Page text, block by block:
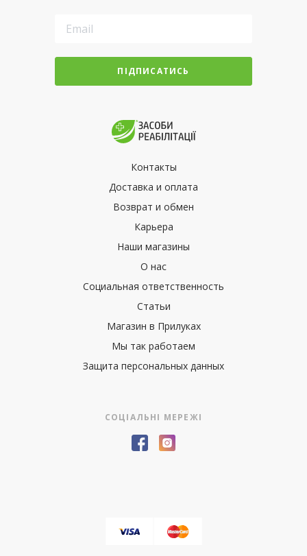
ПІДПИСАТИСЬ
Контакты
Доставка и оплата
Возврат и обмен
Карьера
Наши магазины
О нас
Социальная ответственность
Статьи
Магазин в Прилуках
Мы так работаем
Защита персональных данных
СОЦІАЛЬНІ МЕРЕЖІ